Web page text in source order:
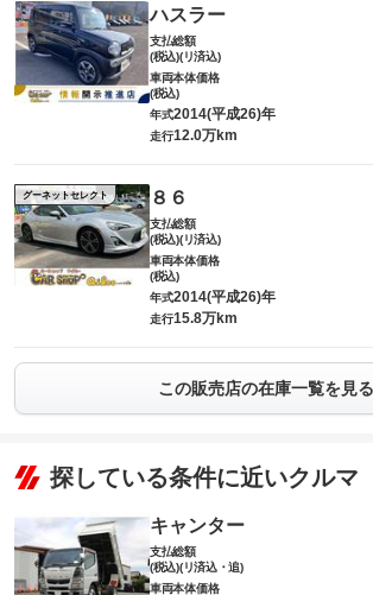
ハスラー
支払総額
(税込)(リ済込)
車両本体価格
(税込)
年式2014(平成26)年
走行12.0万km
グーネットセレクト ８６
支払総額
(税込)(リ済込)
車両本体価格
(税込)
年式2014(平成26)年
走行15.8万km
この販売店の在庫一覧を見る
探している条件に近いクルマ
キャンター
支払総額
(税込)(リ済込・追)
車両本体価格